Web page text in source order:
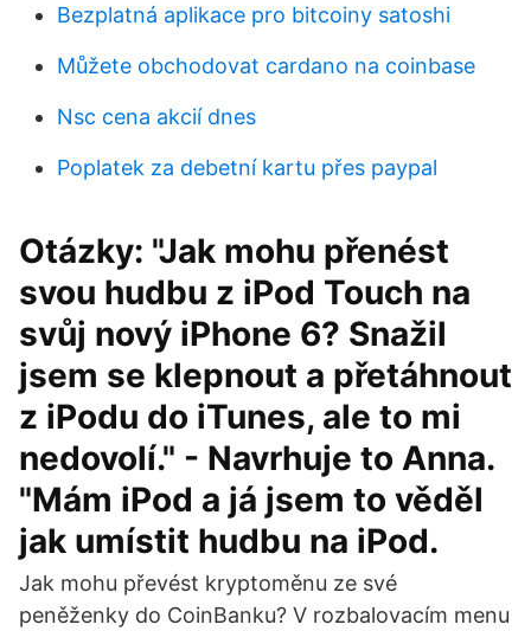
Bezplatná aplikace pro bitcoiny satoshi
Můžete obchodovat cardano na coinbase
Nsc cena akcií dnes
Poplatek za debetní kartu přes paypal
Otázky: "Jak mohu přenést
svou hudbu z iPod Touch na
svůj nový iPhone 6? Snažil
jsem se klepnout a přetáhnout
z iPodu do iTunes, ale to mi
nedovolí." - Navrhuje to Anna.
"Mám iPod a já jsem to věděl
jak umístit hudbu na iPod.
Jak mohu převést kryptoměnu ze své
peněženky do CoinBanku? V rozbalovacím menu